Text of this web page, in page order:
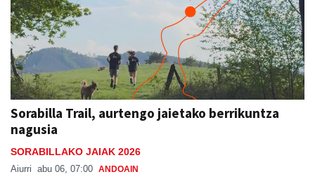
Sorabilla Trail, aurtengo jaietako berrikuntza
nagusia
SORABILLAKO JAIAK 2026
Aiurri abu 06, 07:00 ANDOAIN